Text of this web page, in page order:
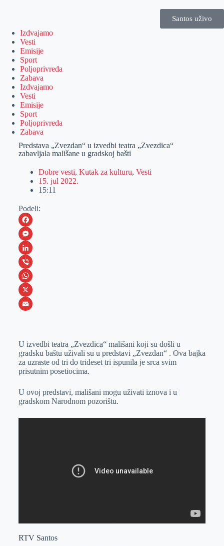
Santos uživo
Izdvajamo
Vesti
Emisije
Sport
Poljoprivreda
Zabava
Izdvajamo
Vesti
Emisije
Sport
Poljoprivreda
Zabava
Predstava „Zvezdan“ u izvedbi teatra „Zvezdica“
zabavljala mališane u gradskoj bašti
Dobre vesti, Kutak za kulturu, Vesti
15. jul 2022.
15:11
Podeli:
F
a
c
e
b
o
M
e
s
s
e
e
r
L
i
n
k
I
n
V
i
b
W
h
s
A
p
p
X
a
i
l
U izvedbi teatra „Zvezdica“ mališani koji su došli u
gradsku baštu uživali su u predstavi „Zvezdan“ . Ova bajka
za uzraste od tri do trideset tri ispunila je srca svim
prisutnim posetiocima.
U ovoj predstavi, mališani mogu uživati iznova i u
gradskom Narodnom pozorištu.
RTV Santos